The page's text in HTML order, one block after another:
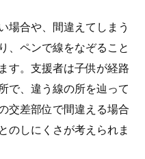
場合や、間違えてしまう
、ペンで線をなぞること
す。支援者は子供が経路
で、違う線の所を辿って
交差部位で間違える場合
のしにくさが考えられま